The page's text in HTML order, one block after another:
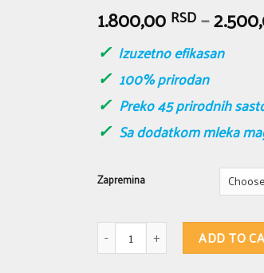
1.800,00 RSD–
✓Izuzetno efikasan
✓ 100% prirodan
✓ Preko 45 prirodnih
✓ Sa dodatkom mleka
Zapremina
MELEM ZA VENE - Sa dodatkom
ADD TO